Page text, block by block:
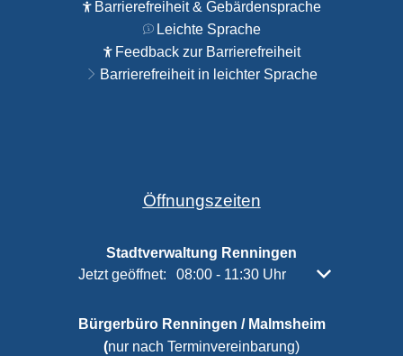
Barrierefreiheit & Gebärdensprache
Leichte Sprache
Feedback zur Barrierefreiheit
Barrierefreiheit in leichter Sprache
Öffnungszeiten
Stadtverwaltung Renningen
Klicken, um weitere Öffnungs- oder Schließzeiten
Jetzt geöffnet: 08:00- 11:30Uhr Von 08:00 bis
Bürgerbüro Renningen / Malmsheim
(nur nach Terminvereinbarung)